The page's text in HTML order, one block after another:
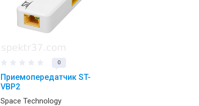
0
Приемопередатчик ST-
VBP2
Space Technology